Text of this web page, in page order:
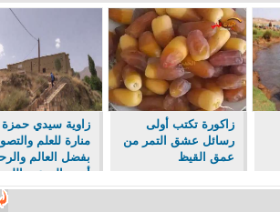
زاكورة تكتب أولى
رسائل عشق التمر من
عمق القيظ
زاوية سيدي حمزة
منارة للعلم
بفضل العالم
أبو سالم عبد الله
العياشي'.